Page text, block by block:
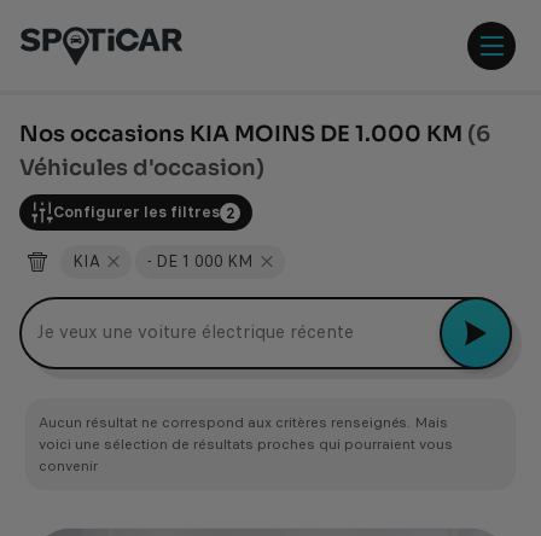
contenu
pied
Nos occasions KIA MOINS DE 1.000 KM (6
Véhicules d'occasion)
Configurer les filtres 2
KIA - DE 1 000 KM
Je veux une voiture électrique récente
Aucun résultat ne correspond aux critères renseignés. Mais
voici une sélection de résultats proches qui pourraient vous
convenir